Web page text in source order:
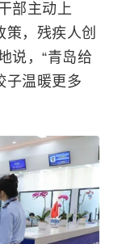
部主动上
，残疾人创
说，“青岛给
子温暖更多